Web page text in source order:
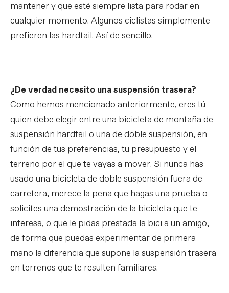
mantener y que esté siempre lista para rodar en
cualquier momento. Algunos ciclistas simplemente
prefieren las hardtail. Así de sencillo.
¿De verdad necesito una suspensión trasera?
Como hemos mencionado anteriormente, eres tú
quien debe elegir entre una bicicleta de montaña de
suspensión hardtail o una de doble suspensión, en
función de tus preferencias, tu presupuesto y el
terreno por el que te vayas a mover. Si nunca has
usado una bicicleta de doble suspensión fuera de
carretera, merece la pena que hagas una prueba o
solicites una demostración de la bicicleta que te
interesa, o que le pidas prestada la bici a un amigo,
de forma que puedas experimentar de primera
mano la diferencia que supone la suspensión trasera
en terrenos que te resulten familiares.